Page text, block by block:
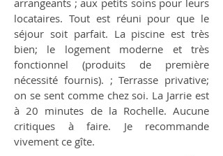
arrangeants ; aux petits soins pour leurs
locataires. Tout est réuni pour que le
séjour soit parfait. La piscine est très
bien; le logement moderne et très
fonctionnel (produits de première
nécessité fournis). ; Terrasse privative;
on se sent comme chez soi. La Jarrie est
à 20 minutes de la Rochelle. Aucune
critiques à faire. Je recommande
vivement ce gîte.